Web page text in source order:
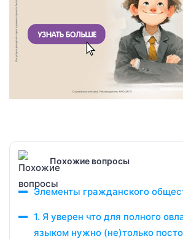
Похожие вопросы
Элементы гражданского
1. Я уверен что для полного
языком нужно (не)только